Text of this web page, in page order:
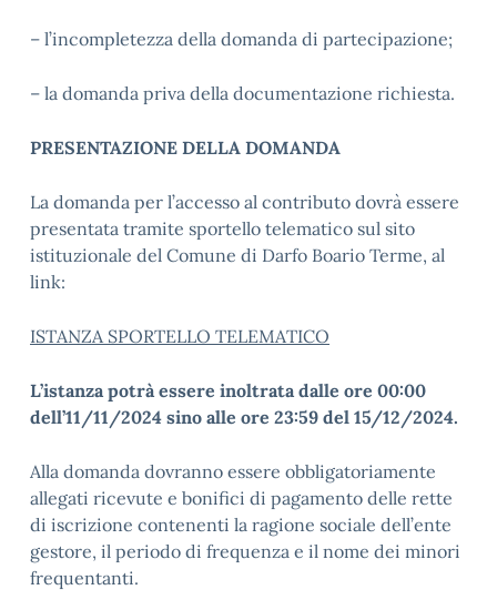
– l’incompletezza della domanda di partecipazione;
– la domanda priva della documentazione richiesta.
PRESENTAZIONE DELLA DOMANDA
La domanda per l’accesso al contributo dovrà essere
presentata tramite sportello telematico sul sito
istituzionale del Comune di Darfo Boario Terme, al
link:
ISTANZA SPORTELLO TELEMATICO
L’istanza potrà essere inoltrata dalle ore 00:00
dell’11/11/2024 sino alle ore 23:59 del 15/12/2024.
Alla domanda dovranno essere obbligatoriamente
allegati ricevute e bonifici di pagamento delle rette
di iscrizione contenenti la ragione sociale dell’ente
gestore, il periodo di frequenza e il nome dei minori
frequentanti.